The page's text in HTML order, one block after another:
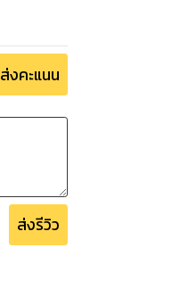
ส่งคะแนน
ส่งรีวิว